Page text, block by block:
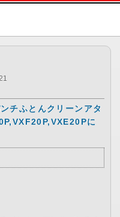
文へ
チふとんクリーンアタ
に